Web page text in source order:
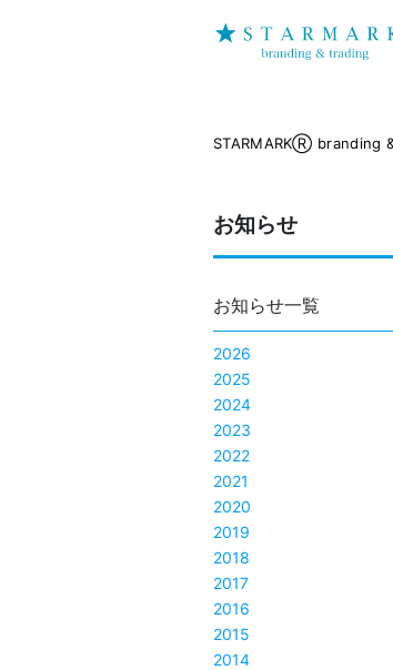
STARMARKⓇ branding
お知らせ
お知らせ一覧
2026
2025
2024
2023
2022
2021
2020
2019
2018
2017
2016
2015
2014